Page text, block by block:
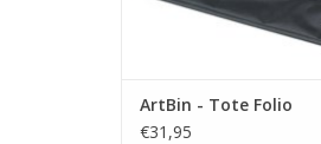
ArtBin - Tote Folio
€31,95